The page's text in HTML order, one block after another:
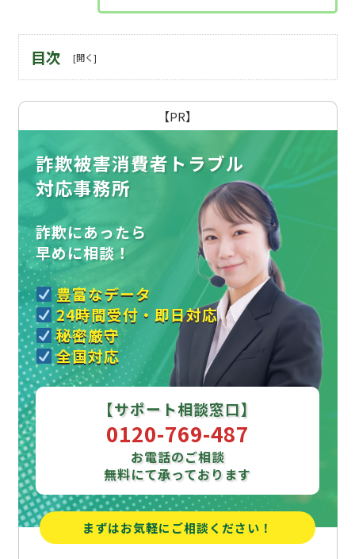
目次
【PR】
詐欺被害消費者トラブル
対応事務所
詐欺にあったら
早めに相談！
豊富なデータ
24時間受付・即日対応
秘密厳守
全国対応
【サポート相談窓口】
0120-769-487
お電話のご相談
無料にて承っております
まずはお気軽にご相談ください！